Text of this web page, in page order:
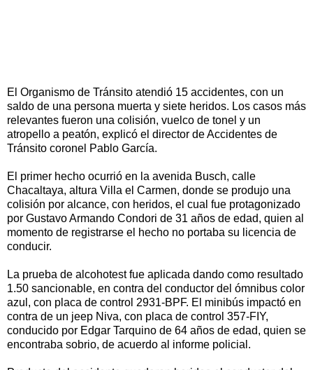
El Organismo de Tránsito atendió 15 accidentes, con un
saldo de una persona muerta y siete heridos. Los casos más
relevantes fueron una colisión, vuelco de tonel y un
atropello a peatón, explicó el director de Accidentes de
Tránsito coronel Pablo García.
El primer hecho ocurrió en la avenida Busch, calle
Chacaltaya, altura Villa el Carmen, donde se produjo una
colisión por alcance, con heridos, el cual fue protagonizado
por Gustavo Armando Condori de 31 años de edad, quien al
momento de registrarse el hecho no portaba su licencia de
conducir.
La prueba de alcohotest fue aplicada dando como resultado
1.50 sancionable, en contra del conductor del ómnibus color
azul, con placa de control 2931-BPF. El minibús impactó en
contra de un jeep Niva, con placa de control 357-FIY,
conducido por Edgar Tarquino de 64 años de edad, quien se
encontraba sobrio, de acuerdo al informe policial.